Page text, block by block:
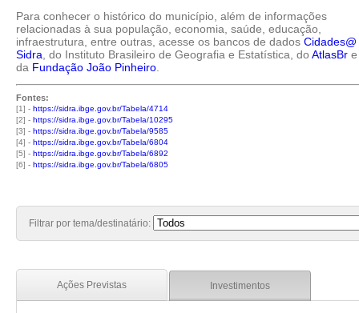
Para conhecer o histórico do município, além de informações
relacionadas à sua população, economia, saúde, educação,
infraestrutura, entre outras, acesse os bancos de dados Cidades@
Sidra , do Instituto Brasileiro de Geografia e Estatística, doAtlasBr e
da Fundação João Pinheiro
Fontes:
[1] - https://sidra.ibge.gov.br/Tabela/4714
[2] - https://sidra.ibge.gov.br/Tabela/10295
[3] - https://sidra.ibge.gov.br/Tabela/9585
[4] - https://sidra.ibge.gov.br/Tabela/6804
[5] - https://sidra.ibge.gov.br/Tabela/6892
[6] - https://sidra.ibge.gov.br/Tabela/6805
Filtrar por tema/destinatário:
Ações Previstas Investimentos